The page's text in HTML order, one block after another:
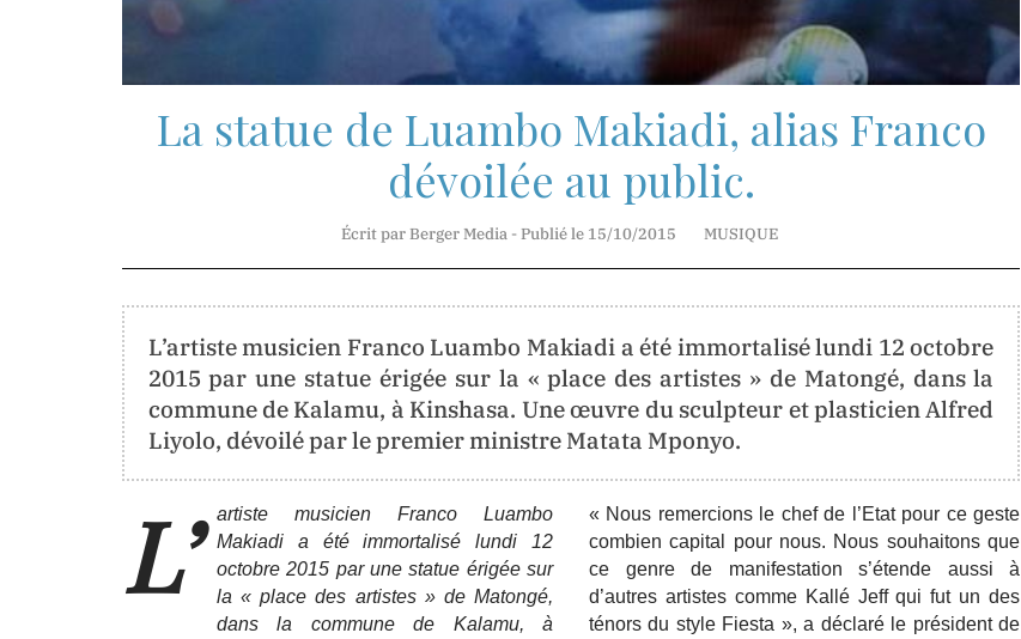
CONTACT
contact@berger-
info@berger-
ORIENTATION
La statue de Luambo Makiadi, alias Franco
dévoilée au public.
Écrit par Berger Media - Publié le 15/10/2015 MUSIQUE
L’artiste musicien Franco Luambo Makiadi a été immortalisé lundi 12 octobre
2015 par une statue érigée sur la « place des artistes » de Matongé, dans la
commune de Kalamu, à Kinshasa. Une œuvre du sculpteur et plasticien Alfred
Liyolo, dévoilé par le premier ministre Matata Mponyo.
L’
artiste musicien Franco Luambo
Makiadi a été immortalisé lundi 12
octobre 2015 par une statue érigée sur
la « place des artistes » de Matongé,
dans la commune de Kalamu, à
« Nous remercions le chef de l’Etat pour ce geste
combien capital pour nous. Nous souhaitons que
ce genre de manifestation s’étende aussi à
d’autres artistes comme Kallé Jeff qui fut un des
ténors du style Fiesta », a déclaré le président de